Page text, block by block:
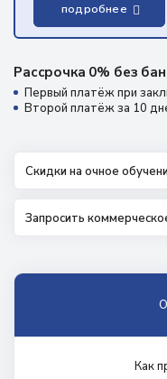
подробнее
Рассрочка 0% без
Первый платёж при
Второй платёж за 10
Скидки на очное
Запросить
Как